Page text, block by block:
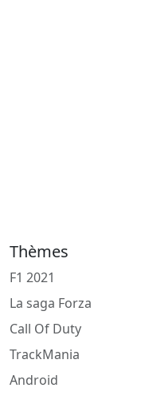
Thèmes
F1 2021
La saga Forza
Call Of Duty
TrackMania
Android